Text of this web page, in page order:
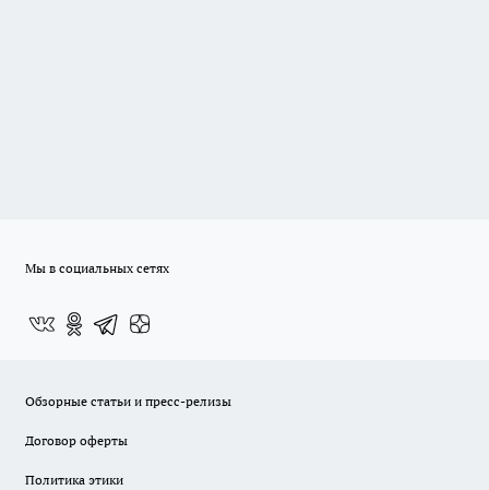
Мы в социальных сетях
Обзорные статьи и пресс-релизы
Договор оферты
Политика этики